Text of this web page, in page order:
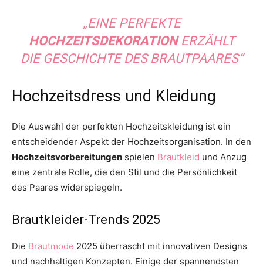
„EINE PERFEKTE
HOCHZEITSDEKORATIONERZÄHLT
DIE GESCHICHTE DES BRAUTPAARES“
Hochzeitsdress und Kleidung
Die Auswahl der perfekten Hochzeitskleidung ist ein
entscheidender Aspekt der Hochzeitsorganisation. In den
Hochzeitsvorbereitungen spielen Brautkleid und Anzug
eine zentrale Rolle, die den Stil und die Persönlichkeit
des Paares widerspiegeln.
Brautkleider-Trends 2025
Die Brautmode 2025 überrascht mit innovativen Designs
und nachhaltigen Konzepten. Einige der spannendsten